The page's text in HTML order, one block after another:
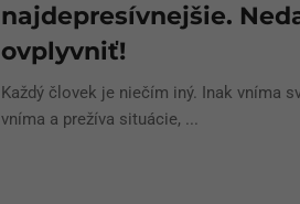
najdepresívnejšie.
ovplyvniť!
Každý človek je niečím iný. Inak vníma
vníma a prežíva situácie, ...